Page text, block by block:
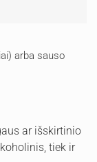
arba sauso
ar išskirtinio
tiek ir